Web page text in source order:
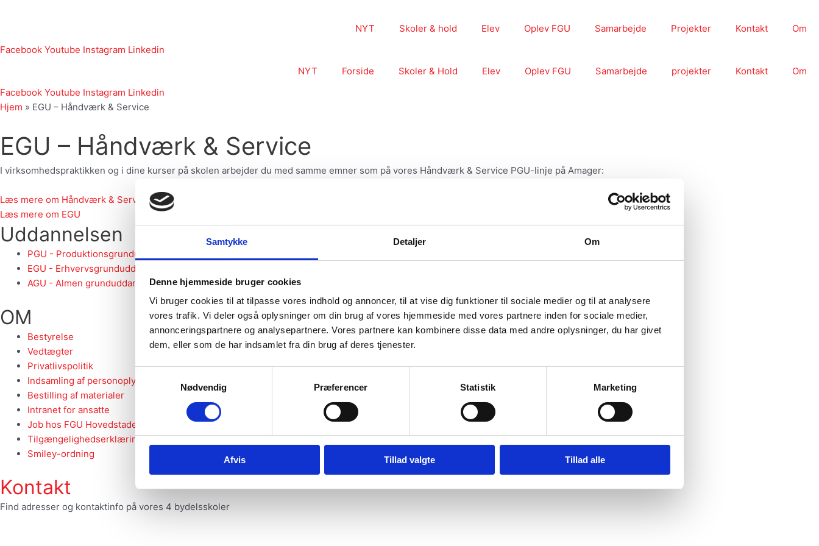
Samtykke Detaljer Om
Denne hjemmeside bruger cookies
Vi bruger cookies til at tilpasse vores indhold og annoncer, til at vise dig funktioner til sociale medier og til at analysere
vores trafik. Vi deler også oplysninger om din brug af vores hjemmeside med vores partnere inden for sociale medier,
annonceringspartnere og analysepartnere. Vores partnere kan kombinere disse data med andre oplysninger, du har givet
dem, eller som de har indsamlet fra din brug af deres tjenester.
Nødvendig
Præferencer Statistik Marketing
Afvis Tillad valgte Tillad alle
NYT Skoler & hold Elev Oplev FGU Samarbejde Projekter Kontakt
Om
Facebook Youtube Instagram Linkedin
NYT
Forside Skoler & Hold Elev Oplev FGU Samarbejde projekter Kontakt
Om
Facebook Youtube Instagram Linkedin
Hjem » EGU – Håndværk & Service
EGU – Håndværk & Service
I virksomhedspraktikken og i dine kurser på skolen arbejder du med samme emner som på vores Håndværk & Service PGU-linje på Amager:
Læs mere om Håndværk & Service
Læs mere om EGU
Uddannelsen
PGU - Produktionsgrunduddannelsen
EGU - Erhvervsgrunduddannelsen
AGU - Almen grunduddannelse
OM
Bestyrelse
Vedtægter
Privatlivspolitik
Indsamling af personoplysninger
Bestilling af materialer
Intranet for ansatte
Job hos FGU Hovedstaden
Tilgængelighedserklæring
Smiley-ordning
Kontakt
Find adresser og kontaktinfo på vores 4 bydelsskoler